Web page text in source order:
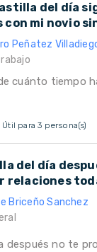
del día
mi novio
Peñatez
cuánto tiempo
Útil para 3 persona(s)
del día
relaciones
Briceño Sanchez
después no te